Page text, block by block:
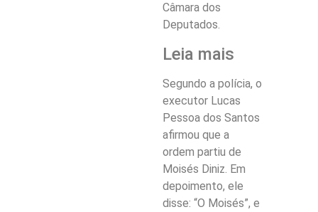
Câmara dos
Deputados.
Leia mais
Segundo a polícia, o
executor Lucas
Pessoa dos Santos
afirmou que a
ordem partiu de
Moisés Diniz. Em
depoimento, ele
disse: “O Moisés”, e